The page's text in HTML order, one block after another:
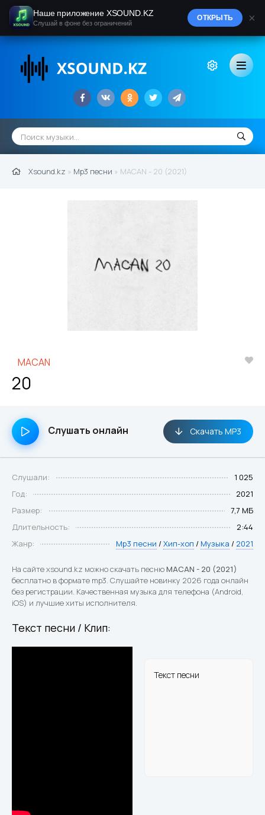
Xsound.kz » Mp3 песни » MACAN - 20 (2021)
MACAN
20
Слушать онлайн Скачать MP3
Слушали:
1 025
Год:
2021
Размер:
7,7 МБ
Длительность:
2:44
Жанр:
Mp3 песни /Хип-хоп / Музыка / 2021
На сайте xsound.kz можно скачать песнюMACAN - 20 (2021)
бесплатно в формате mp3. Слушайте новинку 2026 года онлайн
без регистрации. Качественная музыка для телефона (Android,
iOS) и лучшие хиты исполнителя.
Текст песни / Клип:
Текст песни
Наше приложение XSOUND.KZ
Слушай в фоне без ограничений
ОТКРЫТЬ ×